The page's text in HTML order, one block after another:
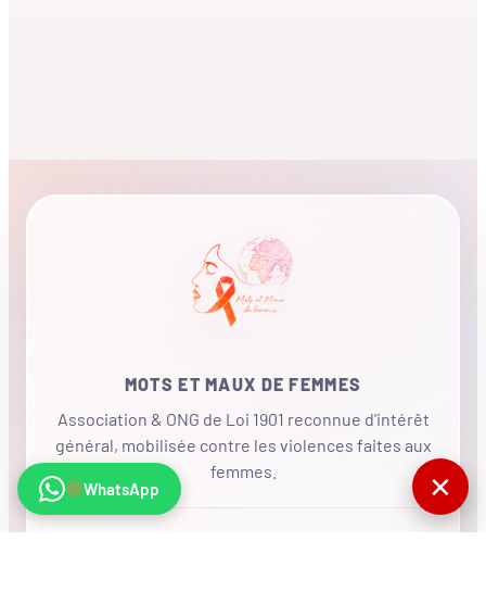
MOTS ET MAUX DE FEMMES
Association & ONG de Loi 1901 reconnue d'intérêt
général, mobilisée contre les violences faites aux
femmes.
WhatsApp ✕